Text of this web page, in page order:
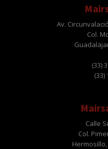
Av.
Col.
(33)
(33)
Calle
Col.